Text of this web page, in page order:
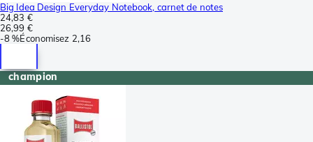
Big Idea Design Everyday Notebook, carnet de notes
24,83 €
26,99 €
-8 %Économisez 2,16
champion